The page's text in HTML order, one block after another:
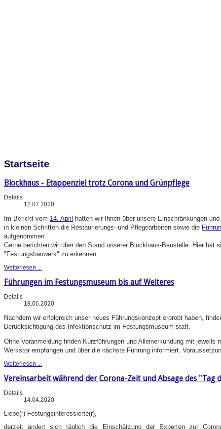
Startseite
Blockhaus - Etappenziel trotz Corona und Grünpflege
Details
12.07.2020
Im Bericht vom 14. April
hatten wir Ihnen über unsere Einschränkungen
in kleinen Schritten die Restaurierungs- und Pflegearbeiten sowie die
aufgenommen.
Gerne berichten wir über den Stand unserer Blockhaus-Baustelle. Hier hat
"Festungsbauwerk" zu erkennen.
Weiterlesen ...
Führungen im Festungsmuseum bis auf Weiteres
Details
18.06.2020
Nachdem wir erfolgreich unser neues Führungskonzept erprobt haben,
Berücksichtigung des Infektionschutz im Festungsmuseum statt.
Ohne Voranmeldung finden Kurzführungen und Alleinerkundung mit
Werkstor empfangen und über die nächste Führung informiert.
Weiterlesen ...
Vereinsarbeit während der Corona-Zeit und Absage des "Tag
Details
14.04.2020
Liebe(r) Festungsinteressierte(r),
derzeit ändert sich täglich die Einschätzung der Experten zur